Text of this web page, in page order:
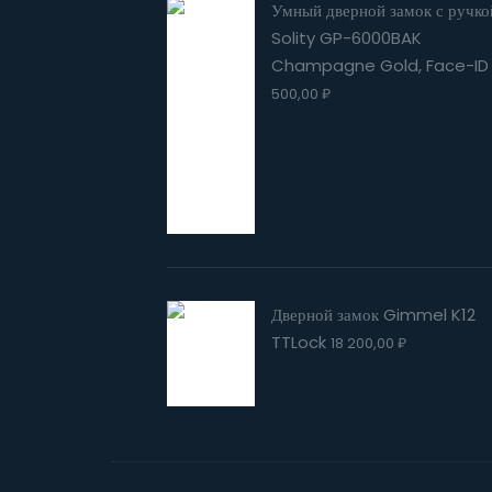
Умный дверной замок с
Solity GP-6000BAK
Champagne Gold, Face-ID
500,00 ₽
Дверной замок Gimmel K12
TTLock 18 200,00 ₽